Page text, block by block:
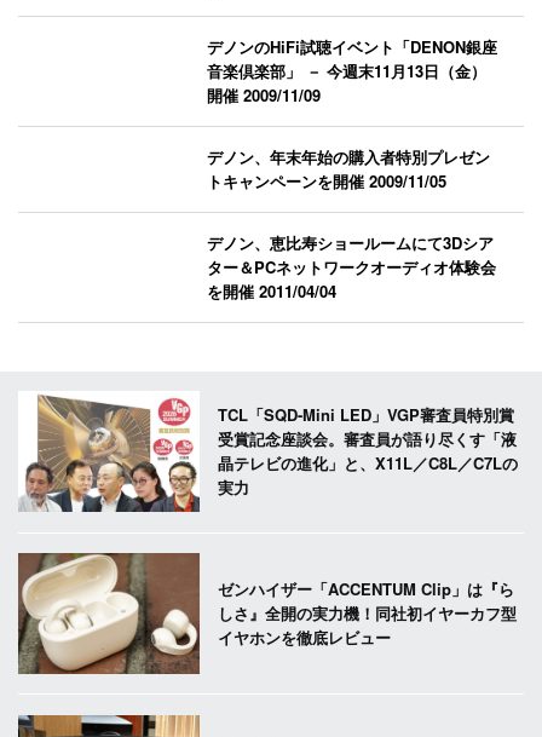
デノンのHiFi試聴イベント「DENON銀座
音楽倶楽部」 － 今週末11月13日（金）
開催2009/11/09
デノン、年末年始の購入者特別プレゼン
トキャンペーンを開催2009/11/05
デノン、恵比寿ショールームにて3Dシア
ター＆PCネットワークオーディオ体験会
を開催2011/04/04
TCL「SQD-Mini LED」VGP審査員特別賞
受賞記念座談会。審査員が語り尽くす「液
晶テレビの進化」と、X11L／C8L／C7Lの
実力
ゼンハイザー「ACCENTUM Clip」は『ら
しさ』全開の実力機！同社初イヤーカフ型
イヤホンを徹底レビュー